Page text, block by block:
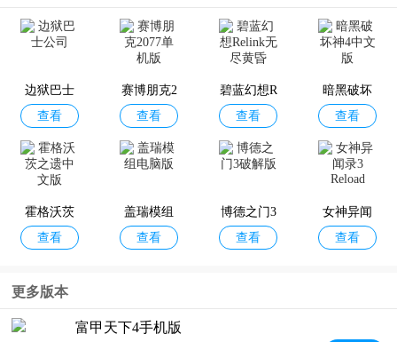
边狱巴士
公司
查看
赛博朋克2
077单机版
查看
碧蓝幻想R
elink无尽
黄昏
查看
暗黑破坏
神4中文版
查看
霍格沃茨
之遗中文
查看
盖瑞模组
电脑版
查看
博德之门3
破解版
查看
女神异闻
录3 Reload
查看
更多版本
富甲天下4手机版